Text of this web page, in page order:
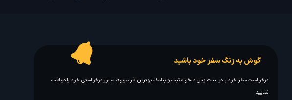
گوش به زنگ سفر خود باشید
درخواست سفر خود را در مدت زمان دلخواه ثبت و پیامک بهترین آفر مربوط به تور درخواستی خود را دریافت
نمایید